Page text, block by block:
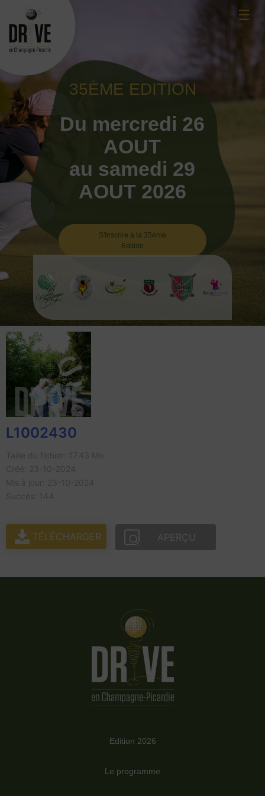
content
☰
35ÈME EDITION
Du mercredi 26
AOUT
au samedi 29
AOUT 2026
S'inscrire à la 35ème
Edition
L1002430
TÉLÉCHARGER APERÇU
Edition 2026
Le programme